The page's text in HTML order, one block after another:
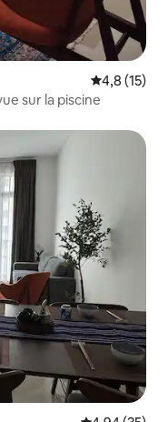
Évaluation
4,8 (15)
sur la piscine